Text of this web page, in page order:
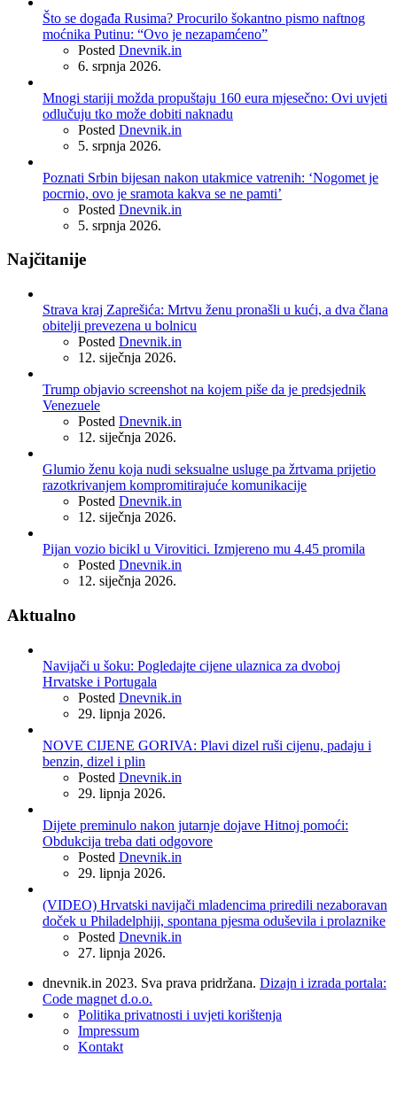
Što se događa Rusima? Procurilo šokantno pismo naftnog
moćnika Putinu: “Ovo je nezapamćeno”
Posted Dnevnik.in
6. srpnja 2026.
Mnogi stariji možda propuštaju 160 eura mjesečno: Ovi uvjeti
odlučuju tko može dobiti naknadu
Posted Dnevnik.in
5. srpnja 2026.
Poznati Srbin bijesan nakon utakmice vatrenih: ‘Nogomet je
pocrnio, ovo je sramota kakva se ne pamti’
Posted Dnevnik.in
5. srpnja 2026.
Najčitanije
Strava kraj Zaprešića: Mrtvu ženu pronašli u kući, a dva člana
obitelji prevezena u bolnicu
Posted Dnevnik.in
12. siječnja 2026.
Trump objavio screenshot na kojem piše da je predsjednik
Venezuele
Posted Dnevnik.in
12. siječnja 2026.
Glumio ženu koja nudi seksualne usluge pa žrtvama prijetio
razotkrivanjem kompromitirajuće komunikacije
Posted Dnevnik.in
12. siječnja 2026.
Pijan vozio bicikl u Virovitici. Izmjereno mu 4.45 promila
Posted Dnevnik.in
12. siječnja 2026.
Aktualno
Navijači u šoku: Pogledajte cijene ulaznica za dvoboj
Hrvatske i Portugala
Posted Dnevnik.in
29. lipnja 2026.
NOVE CIJENE GORIVA: Plavi dizel ruši cijenu, padaju i
benzin, dizel i plin
Posted Dnevnik.in
29. lipnja 2026.
Dijete preminulo nakon jutarnje dojave Hitnoj pomoći:
Obdukcija treba dati odgovore
Posted Dnevnik.in
29. lipnja 2026.
(VIDEO) Hrvatski navijači mladencima priredili nezaboravan
doček u Philadelphiji, spontana pjesma oduševila i prolaznike
Posted Dnevnik.in
27. lipnja 2026.
dnevnik.in 2023. Sva prava pridržana. Dizajn i izrada portala:
Code magnet d.o.o.
Politika privatnosti i uvjeti korištenja
Impressum
Kontakt